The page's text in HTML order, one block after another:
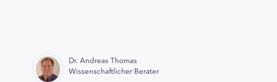
Dr. Andreas Thomas
Wissenschaftlicher Berater